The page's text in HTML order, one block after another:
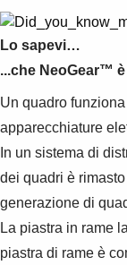
Lo sapevi…
...che NeoGear™
Un quadro
apparecchiature
In un sistema di
dei quadri è
generazione di
La piastra in rame
piastra di rame è